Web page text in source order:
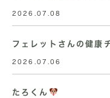
2026.07.08
フェレットさんの健康
2026.07.06
たろくん